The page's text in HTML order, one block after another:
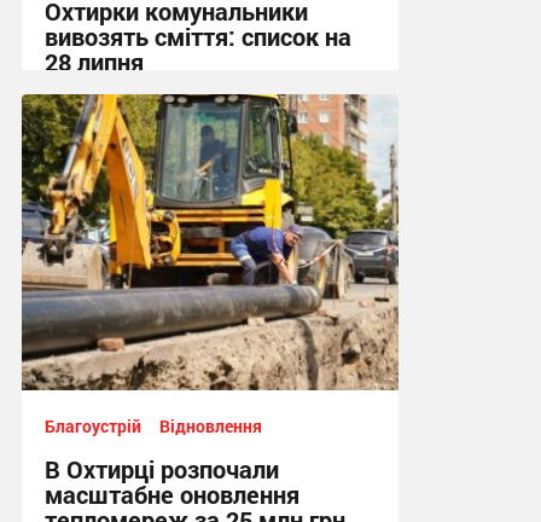
Охтирки комунальники
вивозять сміття: список на
28 липня
19:55, 27.07.2026
Благоустрій Відновлення
В Охтирці розпочали
масштабне оновлення